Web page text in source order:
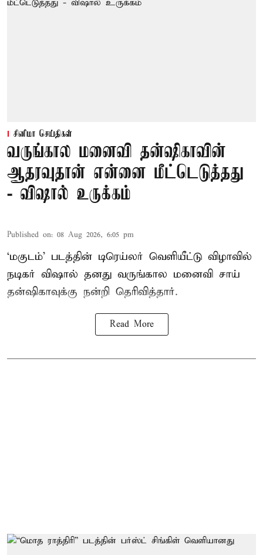
சினிமா செய்திகள்
வருங்கால மனைவி தன்ஷிகாவின்
ஆதரவுதான் என்னை மீட்டெடுத்தது
- விஷால் உருக்கம்
Published on: 08 Aug 2026, 6:05 pm
‘மகுடம்’ படத்தின் டிரெய்லர் வெளியீட்டு விழாவில்
நடிகர் விஷால் தனது வருங்கால மனைவி சாய்
தன்ஷிகாவுக்கு நன்றி தெரிவித்தார்.
Read More